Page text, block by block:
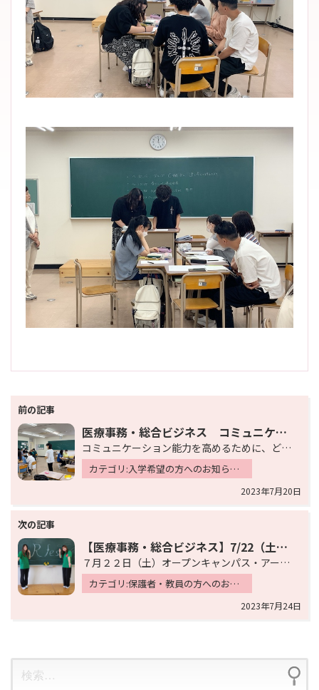
投
稿
ナ
ビ
ゲ
シ
ョ
ン
医療事務・総合ビジネス コミュニケーション能力向上について①
コミュニケーション能力を高めるために、どうあれば良いかをテーマに留学生と日本人のグループでディスカッ…
カテゴリ:入学希望の方へのお知らせ 新着情報
2023年7月20日
【医療事務・総合ビジネス】7/22（土）アールフェスの様子
７月２２日（土）オープンキャンパス・アールフェスが行われました。 医療事務学科では華道の模擬授業でフ…
カテゴリ:保護者・教員の方へのお知らせ 入学希望の方へのお知らせ 新着情報
2023年7月24日